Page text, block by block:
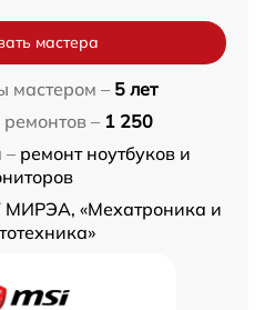
мастера
мастером – 5 лет
– 1 250
– ремонт ноутбуков и
МИРЭА, «Мехатроника и